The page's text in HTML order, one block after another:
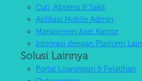
Cuti, Absensi & Sakit
Aplikasi Mobile Admin
Manajemen Aset Kantor
Integrasi dengan Platform Lain
Solusi Lainnya
Portal Lowongan & Pelatihan